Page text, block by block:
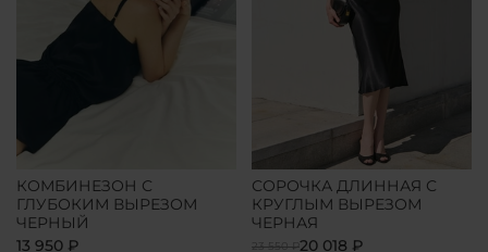
КОМБИНЕЗОН С
ГЛУБОКИМ ВЫРЕЗОМ
ЧЕРНЫЙ
13 950 ₽
СОРОЧКА ДЛИННАЯ С
КРУГЛЫМ ВЫРЕЗОМ
ЧЕРНАЯ
23 550 ₽20 018 ₽